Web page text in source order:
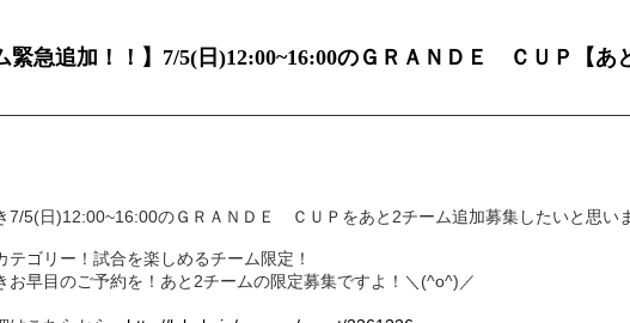
緊急追加！！】7/5(日)12:00~16:00のＧＲＡＮＤＥ ＣＵＰ【あ
7/5(日)12:00~16:00のＧＲＡＮＤＥ ＣＵＰをあと2チーム追加募集したいと思い
テゴリー！試合を楽しめるチーム限定！
お早目のご予約を！あと2チームの限定募集ですよ！＼(^o^)／